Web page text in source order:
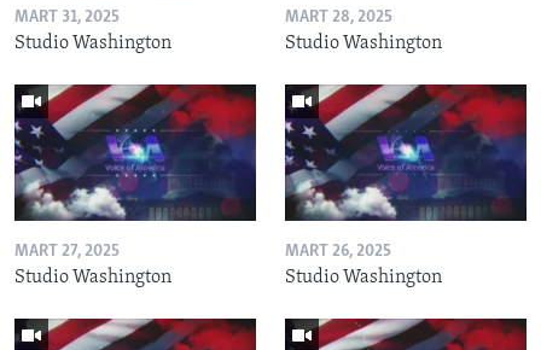
MART 31, 2025
Studio Washington
MART 28, 2025
Studio Washington
MART 27, 2025
Studio Washington
MART 26, 2025
Studio Washington